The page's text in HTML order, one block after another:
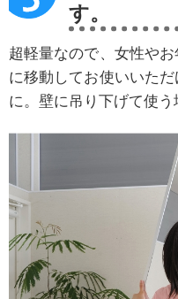
す。
超軽量なので、女性や
に移動してお使いいた
に。壁に吊り下げて使う